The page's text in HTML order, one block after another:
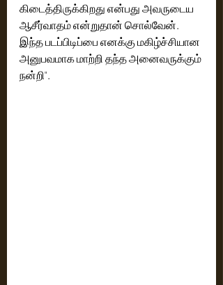
கிடைத்திருக்கிறது என்பது அவருடைய
ஆசீர்வாதம் என்றுதான் சொல்வேன்.
இந்த படப்பிடிப்பை எனக்கு மகிழ்ச்சியான
அனுபவமாக மாற்றி தந்த அனைவருக்கும்
நன்றி".